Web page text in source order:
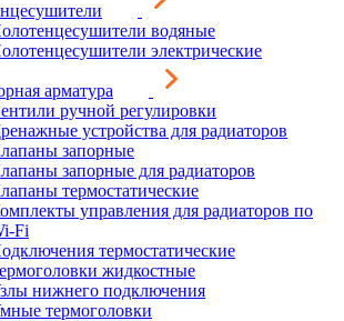
водяные
электрические
арматура
ручной регулировки
устройства для радиаторов
запорные
запорные для радиаторов
термостатические
управления для радиаторов по
Fi
термостатические
жидкостные
нижнего подключения
термоголовки